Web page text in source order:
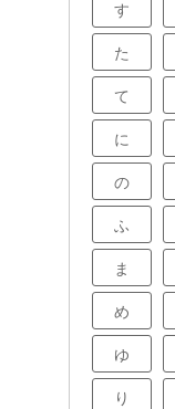
す
た
て
に
の
ふ
ま
め
ゆ
り